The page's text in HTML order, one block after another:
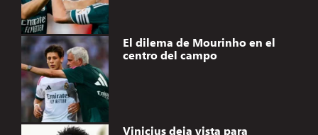
El dilema de Mourinho en el
centro del campo
Vinicius deja vista para